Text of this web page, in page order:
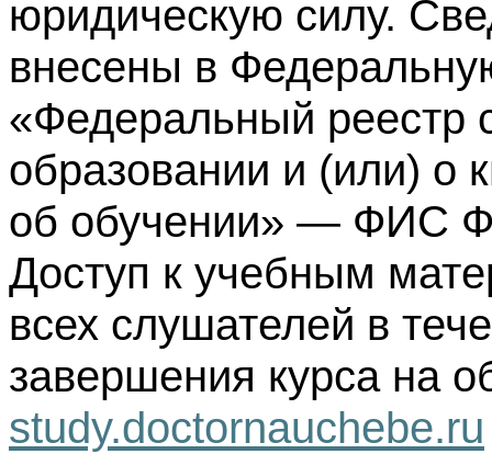
юридическую силу.
внесены в
«Федеральный реестр
образовании и (или) о
об обучении» — ФИС
Доступ к учебным
всех слушателей в
завершения курса на
study.doctornauchebe.ru